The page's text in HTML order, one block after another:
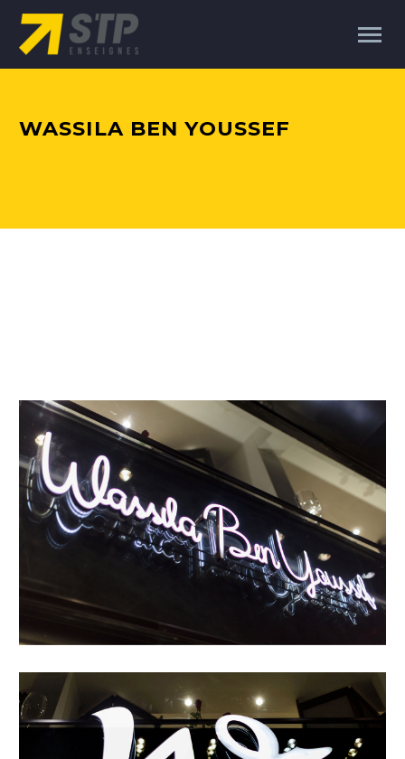
WASSILA BEN YOUSSEF